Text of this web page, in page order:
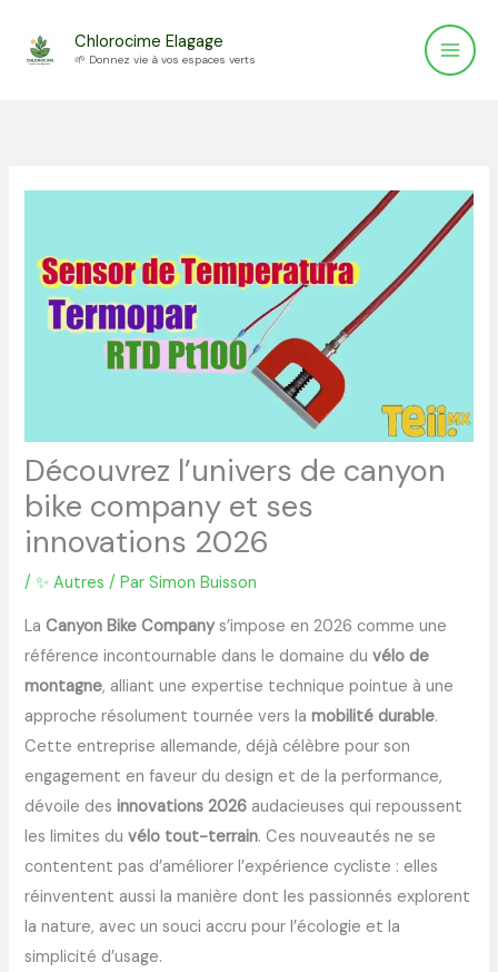
Chlorocime Elagage
🌱 Donnez vie à vos espaces verts
Découvrez l’univers de canyon
bike company et ses
innovations 2026
/✨ Autres / ParSimon Buisson
LaCanyon Bike Companys’impose en 2026 comme une
référence incontournable dans le domaine duvélo de
montagne, alliant une expertise technique pointue à une
approche résolument tournée vers lamobilité durable.
Cette entreprise allemande, déjà célèbre pour son
engagement en faveur du design et de la performance,
dévoile desinnovations 2026 audacieuses qui repoussent
les limites duvélo tout-terrain. Ces nouveautés ne se
contentent pas d’améliorer l’expérience cycliste : elles
réinventent aussi la manière dont les passionnés explorent
la nature, avec un souci accru pour l’écologie et la
simplicité d’usage.